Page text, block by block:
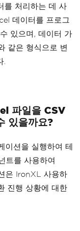
를 처리하는 데 사
데이터를 프로그
있으며, 데이터 가
같은 형식으로 변
.
파일을 CSV
있을까요?
션을 실행하여 테
트를 사용하여
은 IronXL 사용하
진행 상황에 대한